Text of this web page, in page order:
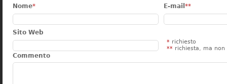
Nome* E-mail **
Sito Web
* richiesto
** richiesta, ma non
Commento